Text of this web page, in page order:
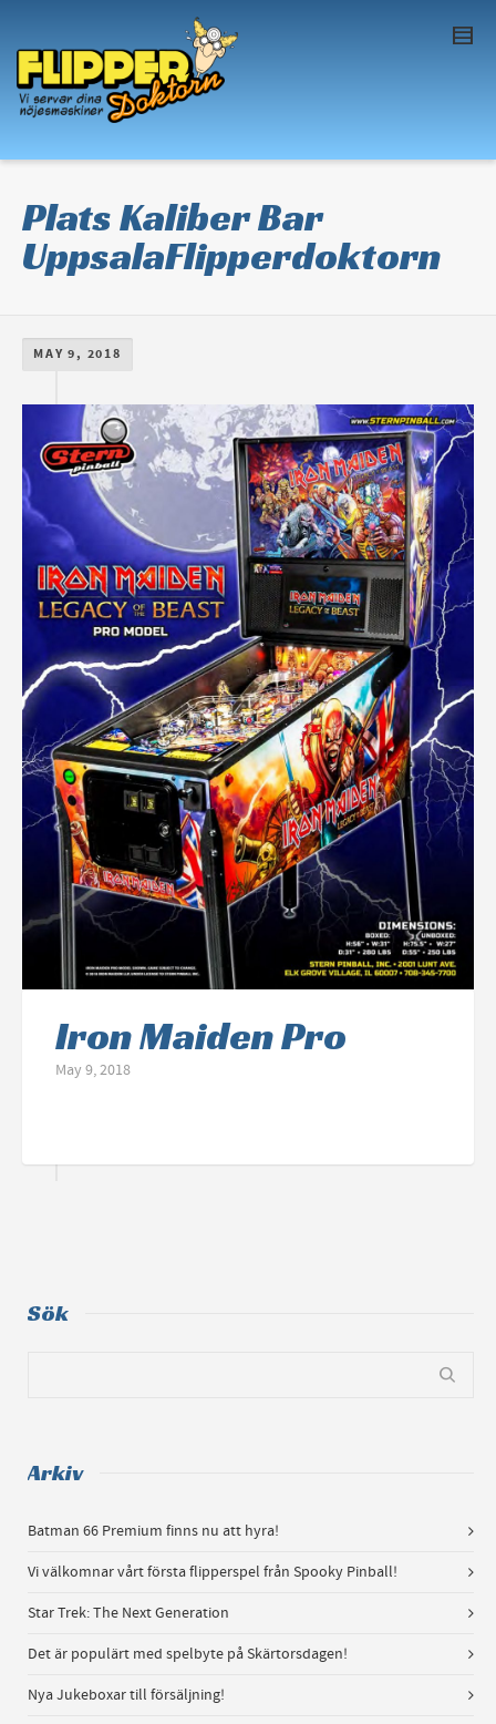
product
. Show
me thecolour
Plats Kaliber Bar
UppsalaFlipperdoktorn
MAY 9, 2018
Iron Maiden Pro
May 9, 2018
Sök
Arkiv
Batman 66 Premium finns nu att hyra!
Vi välkomnar vårt första flipperspel från Spooky Pinball!
Star Trek: The Next Generation
Det är populärt med spelbyte på Skärtorsdagen!
Nya Jukeboxar till försäljning!